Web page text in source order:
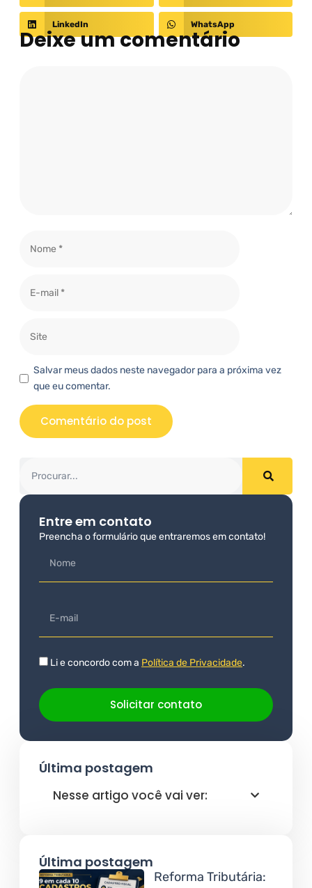
LinkedIn WhatsApp
Deixe um comentário
Salvar meus dados neste navegador para a próxima vez
que eu comentar.
Entre em contato
Preencha o formulário que entraremos em contato!
Li e concordo com a Política de Privacidade.
Solicitar contato
Última postagem
Nesse artigo você vai ver:
Última postagem
Reforma Tributária: